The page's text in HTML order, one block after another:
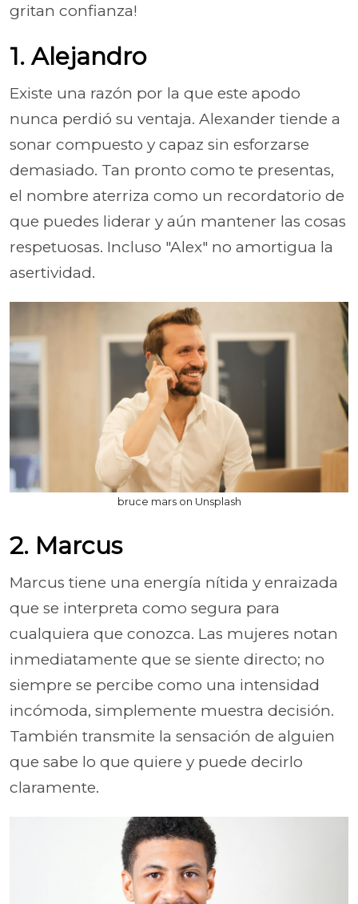
gritan confianza!
1. Alejandro
Existe una razón por la que este apodo
nunca perdió su ventaja. Alexander tiende a
sonar compuesto y capaz sin esforzarse
demasiado. Tan pronto como te presentas,
el nombre aterriza como un recordatorio de
que puedes liderar y aún mantener las cosas
respetuosas. Incluso "Alex" no amortigua la
asertividad.
bruce mars on Unsplash
2. Marcus
Marcus tiene una energía nítida y enraizada
que se interpreta como segura para
cualquiera que conozca. Las mujeres notan
inmediatamente que se siente directo; no
siempre se percibe como una intensidad
incómoda, simplemente muestra decisión.
También transmite la sensación de alguien
que sabe lo que quiere y puede decirlo
claramente.